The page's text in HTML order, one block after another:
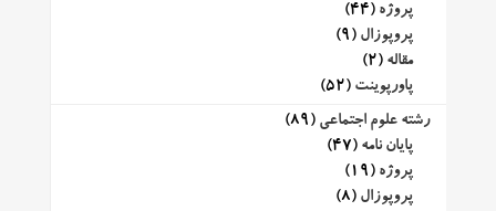
پروژه (44)
پروپوزال (9)
مقاله (2)
پاورپوینت (52)
رشته علوم اجتماعی (89)
پایان نامه (47)
پروژه (19)
پروپوزال (8)